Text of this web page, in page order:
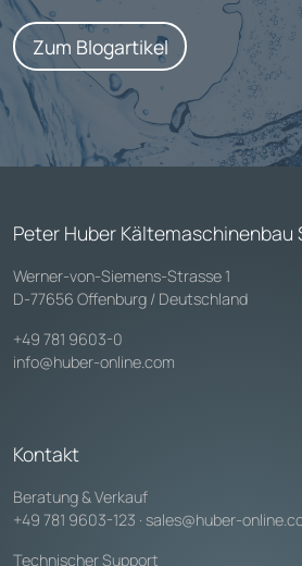
Zum Blogartikel
Peter Huber Kältemaschinenbau
Werner-von-Siemens-Strasse 1
D-77656 Offenburg / Deutschland
+49 781 9603-0
info@huber-online.com
Kontakt
Beratung & Verkauf
+49 781 9603-123 · sales@huber-
Technischer Support